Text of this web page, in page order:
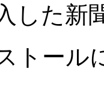
した新
トール